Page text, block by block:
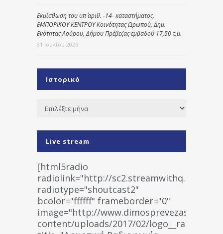
Εκμίσθωση του υπ΄ αριθ. -14- καταστήματος,
ΕΜΠΟΡΙΚΟΥ ΚΕΝΤΡΟΥ Κοινότητας Ωρωπού, Δημ.
Ενότητας Λούρου, Δήμου Πρέβεζας εμβαδού 17,50 τ.μ.
31 Ιουλίου 2026
Ιστορικό
Ιστορικό
Live stream
[html5radio
radiolink="http://
radiotype="shoutcast2"
bcolor="ffffff" frameborder="0"
image="http://www.dimosprevezas.gr/wp-
content/uploads/2017/02/